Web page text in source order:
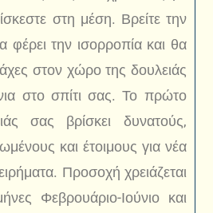
στη μέση. Βρείτε την
φέρει την ισορροπία και θα
στον χώρο της δουλειάς
στο σπίτι σας. Το πρώτο
σας βρίσκει δυνατούς,
και έτοιμους για νέα
Προσοχή χρειάζεται
Φεβρουάριο-Ιούνιο και